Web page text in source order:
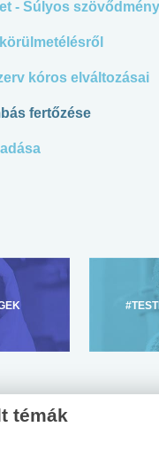
- Súlyos
kóros elváltozásai
fertőzése
témák